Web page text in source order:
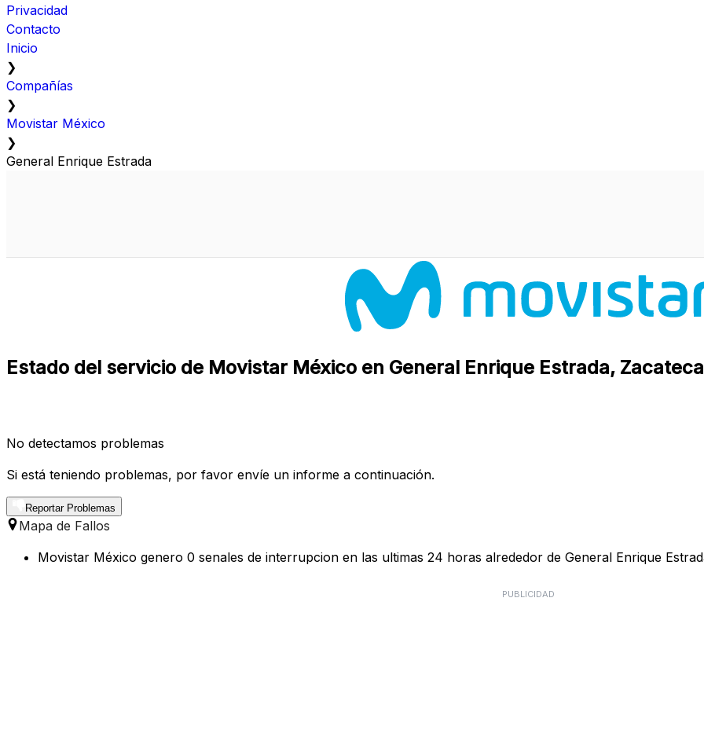
Privacidad
Contacto
Inicio
❯
Compañías
❯
Movistar México
❯
General Enrique Estrada
Estado del servicio de Movistar México en General Enrique Estrada,
No detectamos problemas
Si está teniendo problemas, por favor envíe un informe a continuación.
Reportar Problemas
Mapa de Fallos
Movistar México genero 0 senales de interrupcion en las ultimas 24 horas alrededor de General Enrique
PUBLICIDAD